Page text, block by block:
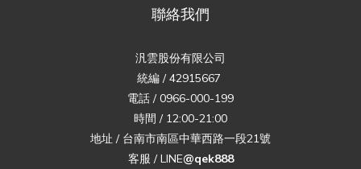
聯絡我們
汎雲股份有限公司
統編 / 42915667
電話 / 0966-000-199
時間 / 12:00-21:00
地址 / 台南市南區中華西路一段21號
客服 / LINE@qek888